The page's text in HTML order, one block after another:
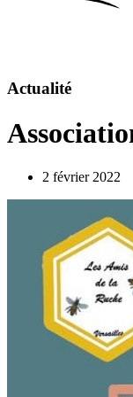
Actualité
2 février 2022